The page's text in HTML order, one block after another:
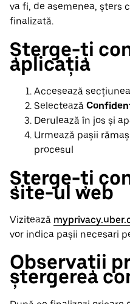
va fi, de asemenea, șters
finalizată.
Șterge-ți
aplicația
Accesează secțiunea
Selectează
Derulează în jos și
Urmează pașii
procesul
Șterge-ți
site-ul web
Vizitează
vor indica pașii necesari
Observații
ștergerea